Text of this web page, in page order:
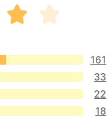
161
33
22
18